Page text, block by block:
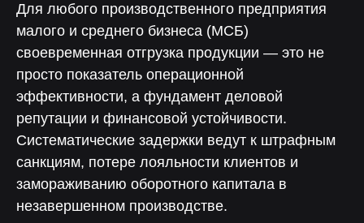
Для любого производственного предприятия
малого и среднего бизнеса (МСБ)
своевременная отгрузка продукции — это не
просто показатель операционной
эффективности, а фундамент деловой
репутации и финансовой устойчивости.
Систематические задержки ведут к штрафным
санкциям, потере лояльности клиентов и
замораживанию оборотного капитала в
незавершенном производстве.